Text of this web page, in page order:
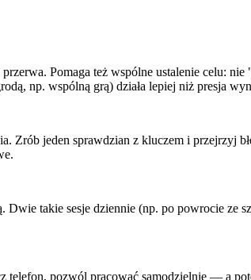
Pomaga też wspólne ustalenie celu:
np. wspólną grą) działa lepiej niż presja
Zrób jeden sprawdzian z kluczem i przejrzyj
takie sesje dziennie (np. po powrocie ze
telefon, pozwól pracować samodzielnie — a